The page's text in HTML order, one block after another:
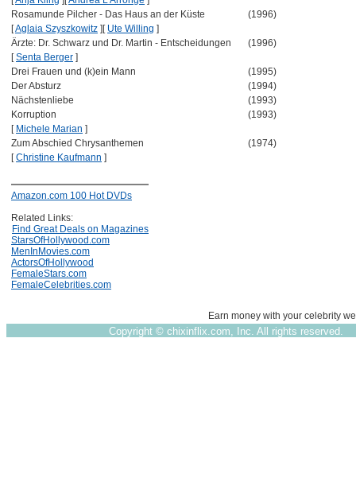
Rosamunde Pilcher - Das Haus an der Küste
(1996)
[Aglaia Szyszkowitz ] [ Ute Willing ]
Ärzte: Dr. Schwarz und Dr. Martin - Entscheidungen
(1996)
[Senta Berger ]
Drei Frauen und (k)ein Mann
(1995)
Der Absturz
(1994)
Nächstenliebe
(1993)
Korruption
(1993)
[ Michele Marian ]
Zum Abschied Chrysanthemen
(1974)
[Christine Kaufmann ]
Amazon.com 100 Hot DVDs
Related Links:
Find Great Deals on Magazines
StarsOfHollywood.com
MenInMovies.com
ActorsOfHollywood
FemaleStars.com
FemaleCelebrities.com
Earn money with your celebrity
Copyright © chixinflix.com, Inc. All rights reserved.